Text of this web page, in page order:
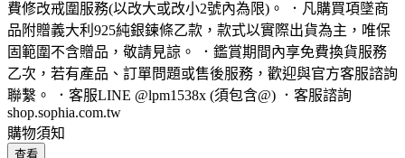
費修改戒圍服務(以改大或改小2號內為限)。 ．凡購買項墜商
品附贈義大利925純銀鍊條乙款，款式以實際出貨為主，唯保
固範圍不含贈品，敬請見諒。 ．鑑賞期間內享免費換貨服務
乙次，若有產品、訂單問題或售後服務，歡迎與官方客服諮詢
聯繫。 ．客服LINE @lpm1538x (須包含@) ．客服諮詢
shop.sophia.com.tw
購物須知
查看